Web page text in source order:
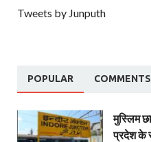
Tweets by Junputh
POPULAR COMMENTS
मुस्लिम
प्रदेश के